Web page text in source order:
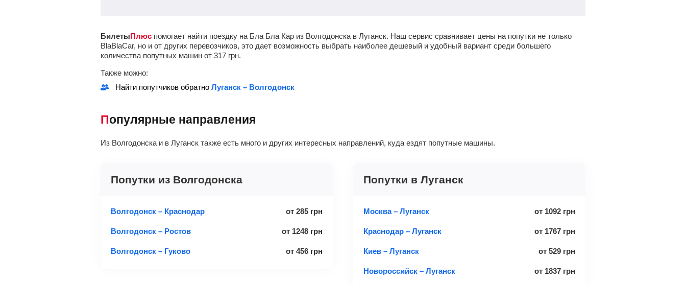
БилетыПлюс помогает найти поездку на Бла Бла Кар из Волгодонска в Луганск. Наш сервис сравнивает цены на попутки не только
BlaBlaCar, но и от других перевозчиков, это дает возможность выбрать наиболее дешевый и удобный вариант среди большего
количества попутных машин от 317 грн.
Также можно:
Найти попутчиков обратно Луганск – Волгодонск
Популярные направления
Из Волгодонска и в Луганск также есть много и других интересных направлений, куда ездят попутные машины.
Попутки из Волгодонска
Волгодонск – Краснодар от 285 грн
Волгодонск – Ростов от 1248 грн
Волгодонск – Гуково от 456 грн
Попутки в Луганск
Москва – Луганск от 1092 грн
Краснодар – Луганск от 1767 грн
Киев – Луганск от 529 грн
Новороссийск – Луганск от 1837 грн